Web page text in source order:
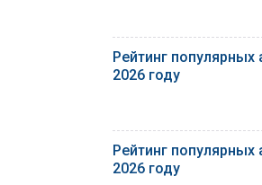
Рейтинг популярных
2026 году
Рейтинг популярных
2026 году